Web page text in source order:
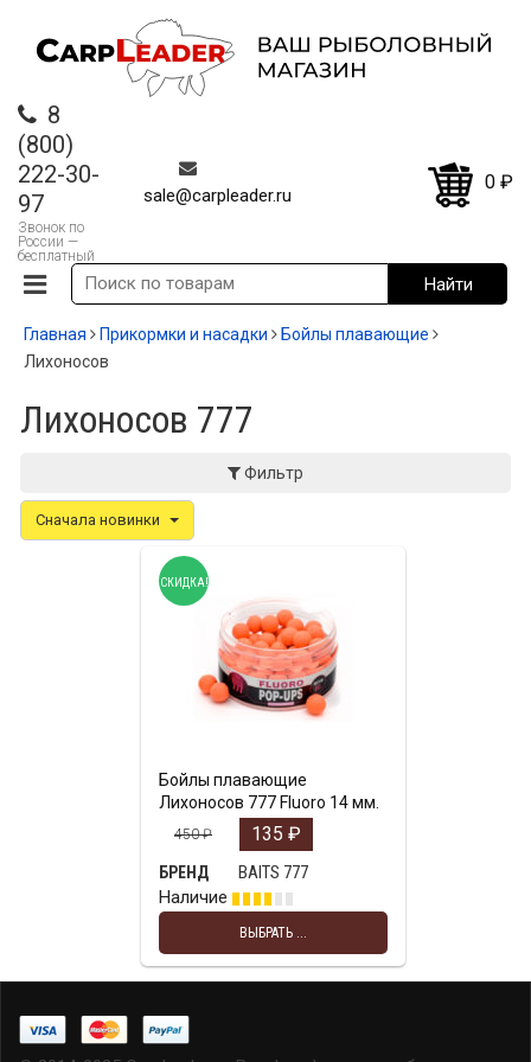
8
(800)
222-30-
97
Звонок по
России —
бесплатный
sale@carpleader.ru
0 ₽
Главная Прикормки и насадки
Бойлы плавающие
Лихоносов
Лихоносов 777
Фильтр
Сначала новинки
Бойлы плавающие
Лихоносов 777 Fluoro 14 мм.
450₽ 135 ₽
БРЕНД
BAITS 777
Наличие
ВЫБРАТЬ ...
СКИДКА!